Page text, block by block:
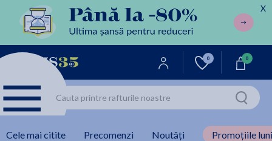
X
0 0
Cele mai citite Precomenzi Noutăți Promoțiile